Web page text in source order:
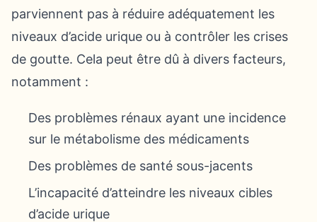
parviennent pas à réduire adéquatement les
niveaux d’acide urique ou à contrôler les crises
de goutte. Cela peut être dû à divers facteurs,
notamment :
Des problèmes rénaux ayant une incidence
sur le métabolisme des médicaments
Des problèmes de santé sous-jacents
L’incapacité d’atteindre les niveaux cibles
d’acide urique